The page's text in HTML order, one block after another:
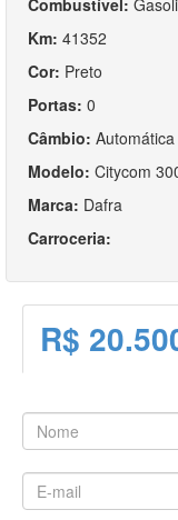
Combustível:
Km: 41352
Cor: Preto
Portas: 0
Câmbio: Automática
Modelo: Citycom
Marca: Dafra
Carroceria:
R$